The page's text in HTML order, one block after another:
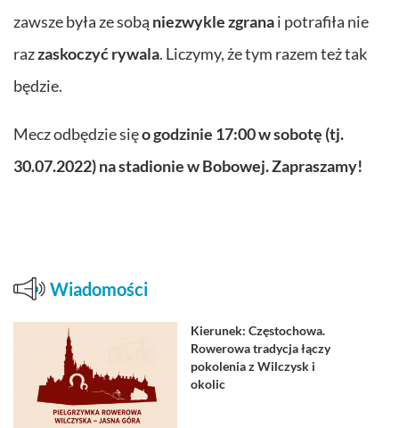
zawsze była ze sobą niezwykle zgranai potrafiła nie
razzaskoczyć rywala. Liczymy, że tym razem też tak
będzie.
Mecz odbędzie sięo godzinie 17:00 w sobotę (tj.
30.07.2022) na stadionie w Bobowej.Zapraszamy!
Wiadomości
Kierunek: Częstochowa.
Rowerowa tradycja łączy
pokolenia z Wilczysk i
okolic